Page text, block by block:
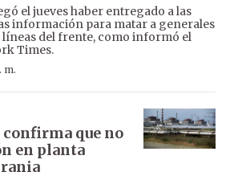
el jueves haber entregado a las
información para matar a generales
líneas del frente, como informó el
Times.
m.
que no
en planta